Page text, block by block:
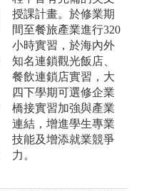
授課計畫。於修業期
間至餐旅產業進行320
小時實習，於海內外
知名連鎖觀光飯店、
餐飲連鎖店實習，大
四下學期可選修企業
橋接實習加強與產業
連結，增進學生專業
技能及增添就業競爭
力。